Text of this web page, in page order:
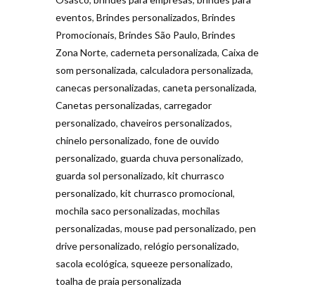
eventos, Brindes personalizados, Brindes
Promocionais, Brindes São Paulo, Brindes
Zona Norte, caderneta personalizada, Caixa de
som personalizada, calculadora personalizada,
canecas personalizadas, caneta personalizada,
Canetas personalizadas, carregador
personalizado, chaveiros personalizados,
chinelo personalizado, fone de ouvido
personalizado, guarda chuva personalizado,
guarda sol personalizado, kit churrasco
personalizado, kit churrasco promocional,
mochila saco personalizadas, mochilas
personalizadas, mouse pad personalizado, pen
drive personalizado, relógio personalizado,
sacola ecológica, squeeze personalizado,
toalha de praia personalizada